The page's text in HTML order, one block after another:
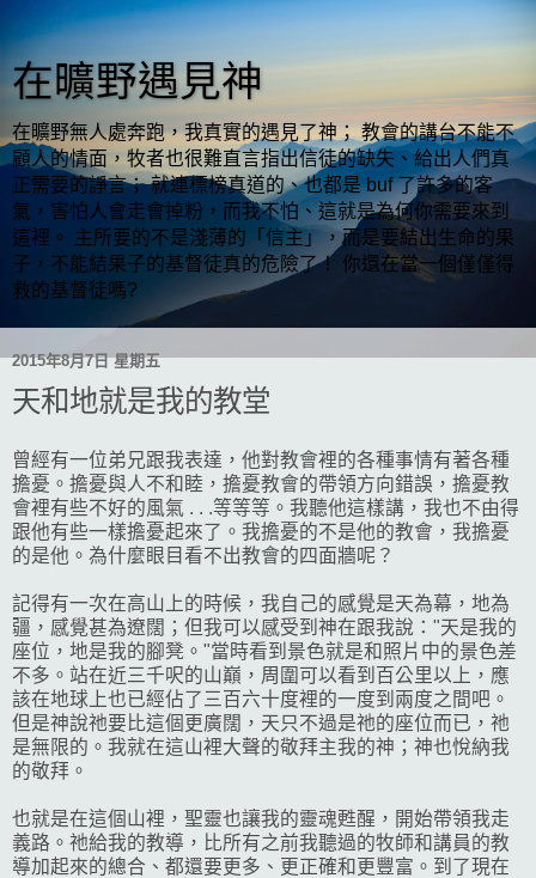
在曠野遇見神
在曠野無人處奔跑，我真實的遇見了神； 教會的講台不能不
顧人的情面，牧者也很難直言指出信徒的缺失、給出人們真
正需要的諍言； 就連標榜真道的、也都是 buf 了許多的客
氣，害怕人會走會掉粉，而我不怕、這就是為何你需要來到
這裡。 主所要的不是淺薄的「信主」，而是要結出生命的果
子，不能結果子的基督徒真的危險了！ 你還在當一個僅僅得
救的基督徒嗎?
2015年8月7日 星期五
天和地就是我的教堂
曾經有一位弟兄跟我表達，他對教會裡的各種事情有著各種
擔憂。擔憂與人不和睦，擔憂教會的帶領方向錯誤，擔憂教
會裡有些不好的風氣 . . .等等等。我聽他這樣講，我也不由得
跟他有些一樣擔憂起來了。 我擔憂的不是他的教會，我擔憂
的是他。為什麼眼目看不出教會的四面牆呢？
記得有一次在高山上的時候，我自己的感覺是天為幕，地為
疆，感覺甚為遼闊；但我可以感受到神在跟我說："天是我的
座位，地是我的腳凳。"當時看到景色就是和照片中的景色差
不多。站在近三千呎的山巔，周圍可以看到百公里以上，應
該在地球上也已經佔了三百六十度裡的一度到兩度之間吧。
但是神說祂要比這個更廣闊，天只不過是祂的座位而已，祂
是無限的。我就在這山裡大聲的敬拜主我的神；神也悅納我
的敬拜。
也就是在這個山裡，聖靈也讓我的靈魂甦醒，開始帶領我走
義路。祂給我的教導，比所有之前我聽過的牧師和講員的教
導加起來的總合、都還要更多、更正確和更豐富。到了現在